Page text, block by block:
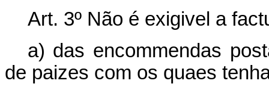
Art. 3º Não é exigivel a
a) das encommendas
de paizes com os quaes